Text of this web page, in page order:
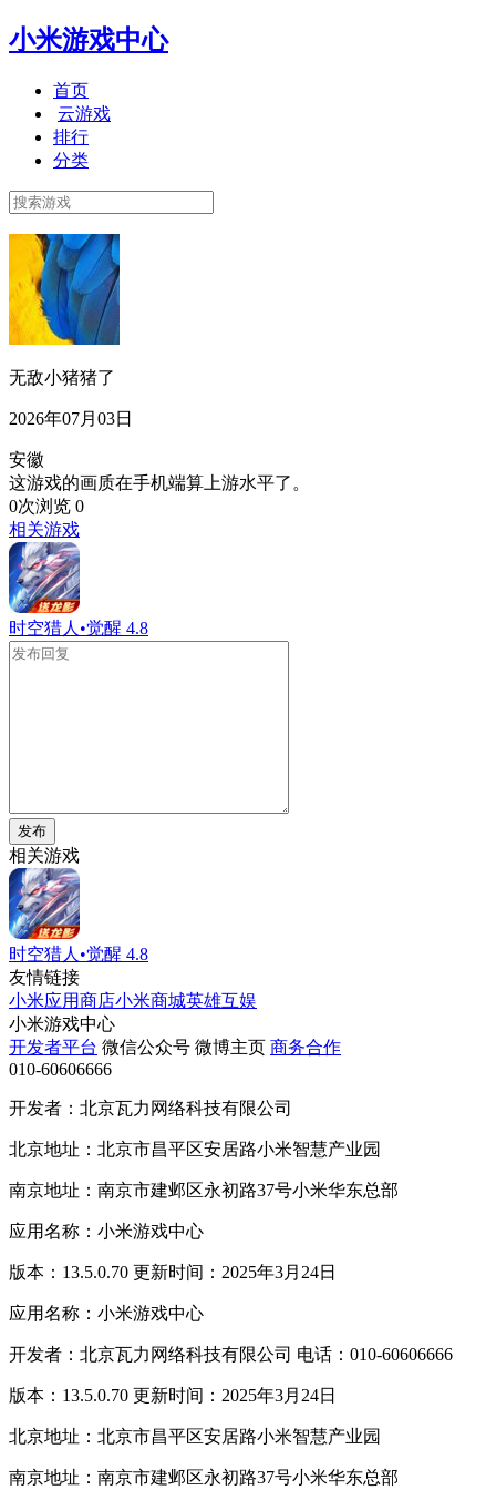
小米游戏中心
首页
云游戏
排行
分类
无敌小猪猪了
2026年07月03日
安徽
这游戏的画质在手机端算上游水平了。
0次浏览 0
相关游戏
时空猎人•觉醒 4.8
发布
相关游戏
时空猎人•觉醒 4.8
友情链接
小米应用商店小米商城英雄互娱
小米游戏中心
开发者平台 微信公众号 微博主页 商务合作
010-60606666
开发者：北京瓦力网络科技有限公司
北京地址：北京市昌平区安居路小米智慧产业园
南京地址：南京市建邺区永初路37号小米华东总部
应用名称：小米游戏中心
版本：13.5.0.70 更新时间：2025年3月24日
应用名称：小米游戏中心
开发者：北京瓦力网络科技有限公司 电话：010-60606666
版本：13.5.0.70 更新时间：2025年3月24日
北京地址：北京市昌平区安居路小米智慧产业园
南京地址：南京市建邺区永初路37号小米华东总部